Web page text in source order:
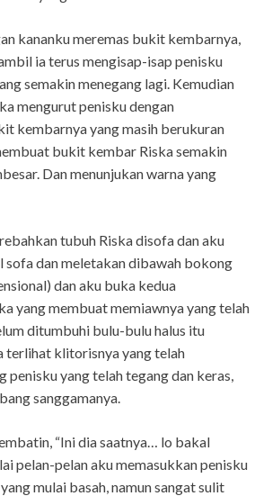
kananku meremas bukit kembarnya,
ia terus mengisap-isap penisku
semakin menegang lagi. Kemudian
mengurut penisku dengan
kembarnya yang masih berukuran
bukit kembar Riska semakin
Dan menunjukan warna yang
tubuh Riska disofa dan aku
sofa dan meletakan dibawah bokong
dan aku buka kedua
yang membuat memiawnya yang telah
ditumbuhi bulu-bulu halus itu
terlihat klitorisnya yang telah
penisku yang telah tegang dan keras,
sanggamanya.
“Ini dia saatnya… lo bakal
pelan-pelan aku memasukkan penisku
mulai basah, namun sangat sulit